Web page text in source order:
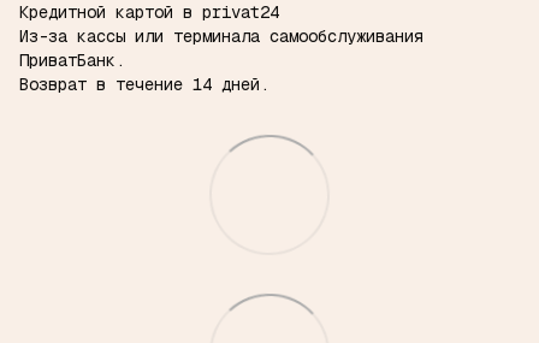
Кредитной картой в privat24
Из-за кассы или терминала самообслуживания
ПриватБанк.
Возврат в течение 14 дней.